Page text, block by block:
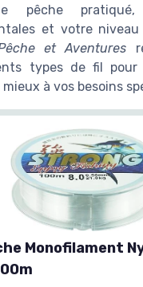
pêche pratiqué,
et votre niveau
et Aventures
types de fil
à vos besoins
Monofilament